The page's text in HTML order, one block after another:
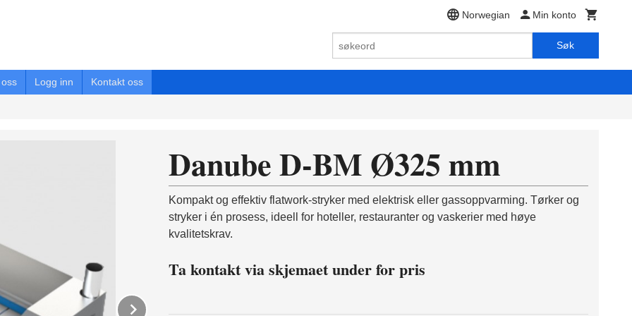
Norwegian Min konto
Søk
Logg inn Kontakt oss
Danube D-BM Ø325 mm
Kompakt og effektiv flatwork-stryker med elektrisk eller gassoppvarming. Tørker og
stryker i én prosess, ideell for hoteller, restauranter og vaskerier med høye
kvalitetskrav.
Ta kontakt via skjemaet under for pris